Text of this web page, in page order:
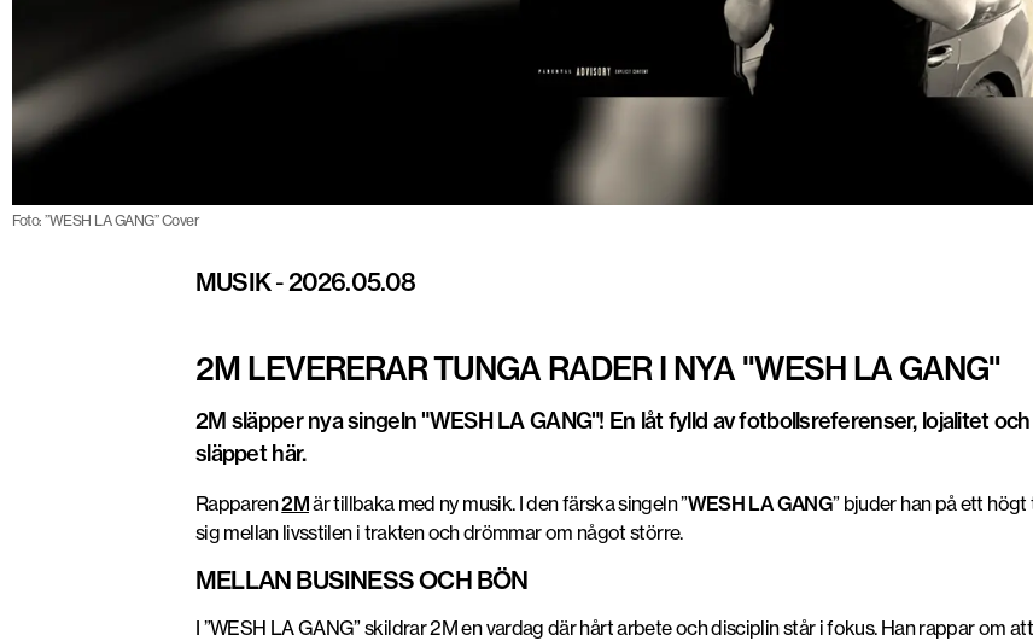
Foto: ”WESH LA GANG” Cover
MUSIK-2026.05.08
2M LEVERERAR TUNGA RADER I NYA "WESH LA GANG"
2M släpper nya singeln "WESH LA GANG"! En låt fylld av fotbollsreferenser, lojalitet
släppet här.
Rapparen2Mär tillbaka med ny musik. I den färska singeln ”WESH LA GANG” bjuder han på ett
sig mellan livsstilen i trakten och drömmar om något större.
MELLAN BUSINESS OCH BÖN
I ”WESH LA GANG” skildrar 2M en vardag där hårt arbete och disciplin står i fokus. Han rappar om